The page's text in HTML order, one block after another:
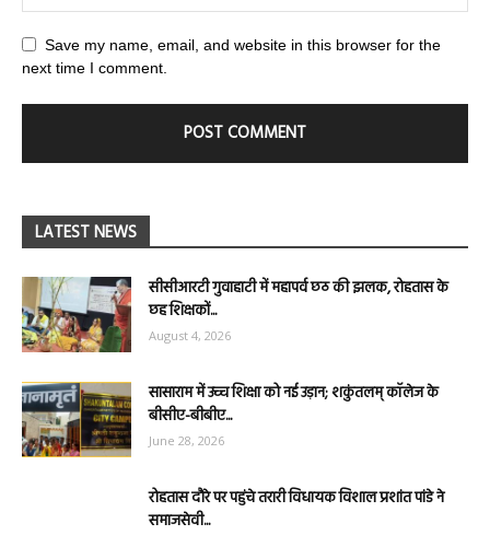
Save my name, email, and website in this browser for the
next time I comment.
LATEST NEWS
सीसीआरटी गुवाहाटी में महापर्व छठ की झलक, रोहतास के
छह शिक्षकों...
August 4, 2026
सासाराम में उच्च शिक्षा को नई उड़ान; शकुंतलम् कॉलेज के
बीसीए-बीबीए...
June 28, 2026
रोहतास दौरे पर पहुंचे तरारी विधायक विशाल प्रशांत पांडे ने
समाजसेवी...